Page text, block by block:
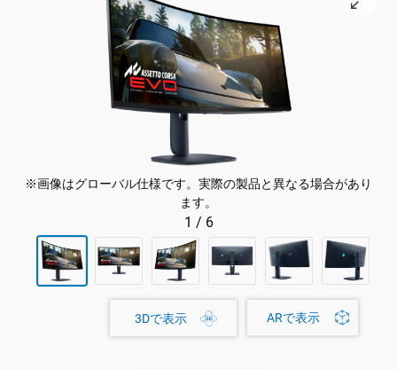
※画像はグローバル仕様です。実際の製品と異なる場合があり
ます。
1 / 6
3Dで表示 ARで表示